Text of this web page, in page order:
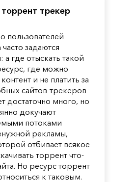
трекер
пользователей
задаются
где отыскать такой
где можно
и не платить за
сайтов-трекеров
достаточно много, но
докучают
потоками
рекламы,
отбивает всякое
торрент что-
Но ресурс торрент
к таковым.